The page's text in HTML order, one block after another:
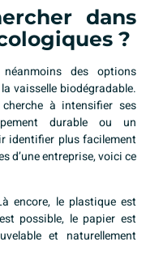
dans
?
des options
lavaisselle biodégradable.
à intensifier ses
durable ou un
identifier plus facilement
d’une entreprise, voici ce
encore, le plastique est
possible, le papier est
et naturellement